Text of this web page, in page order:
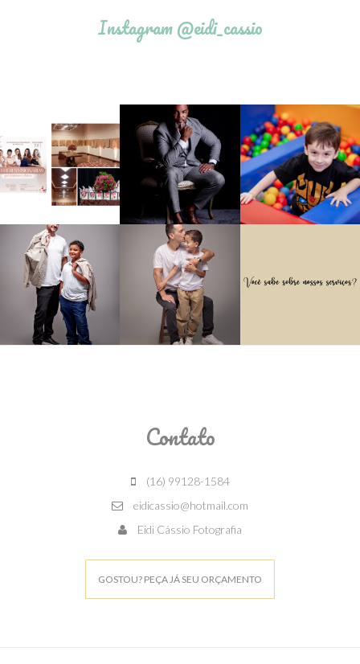
Instagram @eidi_cassio
Contato
(16) 99128-1584
eidicassio@hotmail.com
Eidi Cássio Fotografia
GOSTOU? PEÇA JÁ SEU ORÇAMENTO